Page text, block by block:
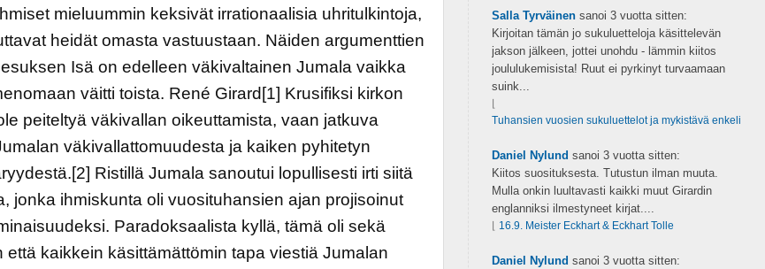
mieluummin keksivät irrationaalisia uhritulkintoja,
heidät omasta vastuustaan. Näiden argumenttien
Isä on edelleen väkivaltainen Jumala vaikka
väitti toista. René Girard[1] Krusifiksi kirkon
peiteltyä väkivallan oikeuttamista, vaan jatkuva
väkivallattomuudesta ja kaiken pyhitetyn
Ristillä Jumala sanoutui lopullisesti irti siitä
jonka ihmiskunta oli vuosituhansien ajan projisoinut
Paradoksaalista kyllä, tämä oli sekä
että kaikkein käsittämättömin tapa viestiä Jumalan
Salla Tyrväinensanoi 3 vuotta sitten:
Kirjoitan tämän jo sukuluetteloja käsittelevän
jakson jälkeen, jottei unohdu - lämmin kiitos
joululukemisista! Ruut ei pyrkinyt turvaamaan
suink...
Tuhansien vuosien sukuluettelot ja mykistävä enkeli
Daniel Nylund sanoi 3 vuotta sitten:
Kiitos suosituksesta. Tutustun ilman muuta.
Mulla onkin luultavasti kaikki muut Girardin
englanniksi ilmestyneet kirjat....
16.9. Meister Eckhart & Eckhart Tolle
Daniel Nylund sanoi 3 vuotta sitten: